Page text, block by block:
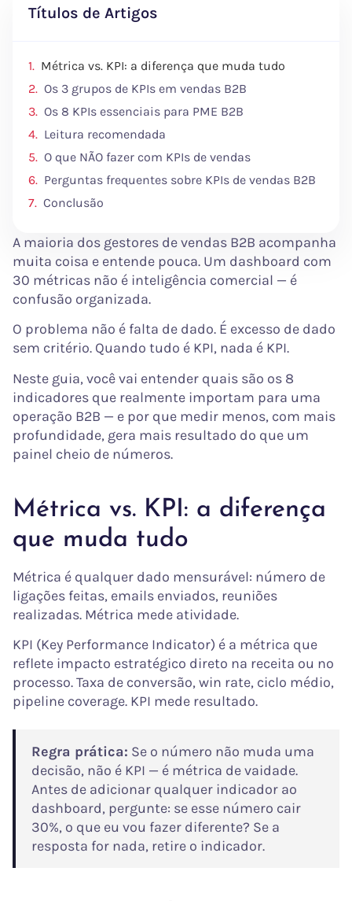
Títulos de Artigos
Métrica vs. KPI: a diferença que muda tudo
Os 3 grupos de KPIs em vendas B2B
Os 8 KPIs essenciais para PME B2B
Leitura recomendada
O que NÃO fazer com KPIs de vendas
Perguntas frequentes sobre KPIs de vendas B2B
Conclusão
A maioria dos gestores de vendas B2B acompanha
muita coisa e entende pouca. Um dashboard com
30 métricas não é inteligência comercial — é
confusão organizada.
O problema não é falta de dado. É excesso de dado
sem critério. Quando tudo é KPI, nada é KPI.
Neste guia, você vai entender quais são os 8
indicadores que realmente importam para uma
operação B2B — e por que medir menos, com mais
profundidade, gera mais resultado do que um
painel cheio de números.
Métrica vs. KPI: a diferença
que muda tudo
Métrica é qualquer dado mensurável: número de
ligações feitas, emails enviados, reuniões
realizadas. Métrica mede atividade.
KPI (Key Performance Indicator) é a métrica que
reflete impacto estratégico direto na receita ou no
processo. Taxa de conversão, win rate, ciclo médio,
pipeline coverage. KPI mede resultado.
Regra prática: Se o número não muda uma
decisão, não é KPI — é métrica de vaidade.
Antes de adicionar qualquer indicador ao
dashboard, pergunte: se esse número cair
30%, o que eu vou fazer diferente? Se a
resposta for nada, retire o indicador.